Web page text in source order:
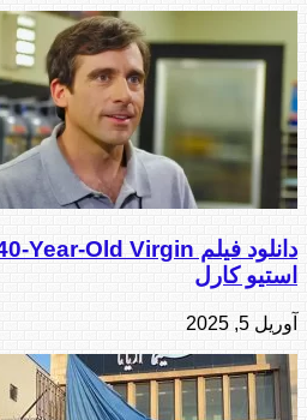
استیو کارل
آوریل 5, 2025